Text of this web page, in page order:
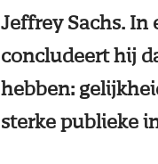
Jeffrey Sachs.
concludeert hij
hebben:
sterke publieke